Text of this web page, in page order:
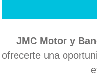
JMC Motor y
ofrecerte una